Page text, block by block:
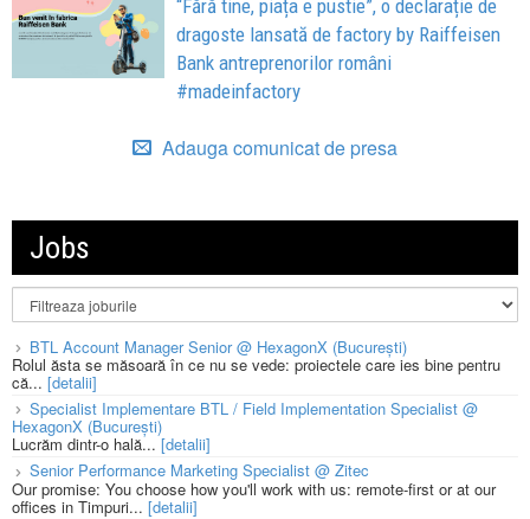
“Fără tine, piața e pustie”, o declarație de
dragoste lansată de factory by Raiffeisen
Bank antreprenorilor români
#madeinfactory
Adauga comunicat de presa
Jobs
BTL Account Manager Senior @ HexagonX (București)
Rolul ăsta se măsoară în ce nu se vede: proiectele care ies bine pentru
că... [detalii]
Specialist Implementare BTL / Field Implementation Specialist @
HexagonX (București)
Lucrăm dintr-o hală... [detalii]
Senior Performance Marketing Specialist @ Zitec
Our promise: You choose how you'll work with us: remote-first or at our
offices in Timpuri... [detalii]